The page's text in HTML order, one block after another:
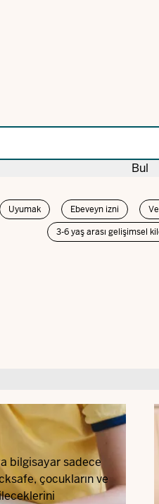
Bul
Uyumak Ebeveyn izni
3-6 yaş arası gelişimsel
bilgisayar sadece
çocukların ve